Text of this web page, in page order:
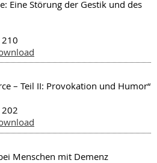
Eine Störung der Gestik und des
210
– Teil II: Provokation und Humor“
202
Menschen mit Demenz